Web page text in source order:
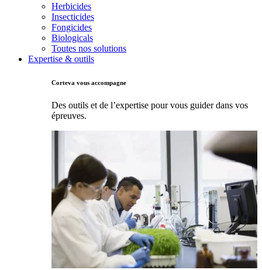
Herbicides
Insecticides
Fongicides
Biologicals
Toutes nos solutions
Expertise & outils
Corteva vous accompagne
Des outils et de l’expertise pour vous guider dans vos
épreuves.